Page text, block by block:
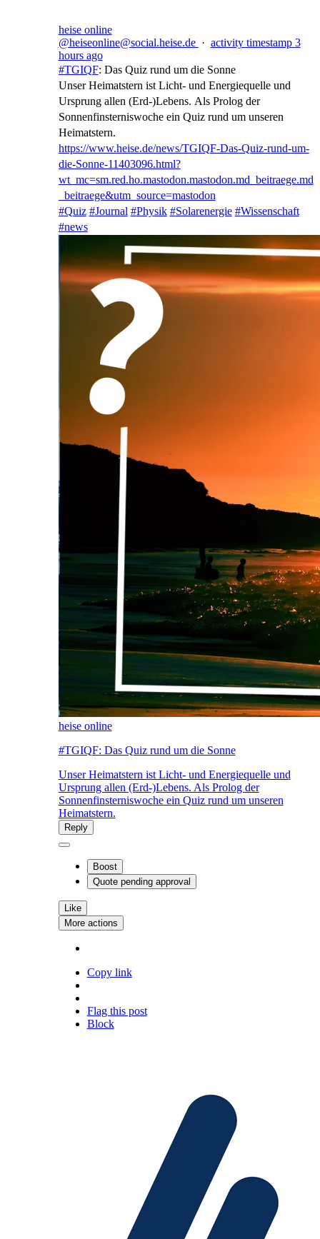
heise online
@heiseonline@social.heise.de · activity timestamp 3
hours ago
#TGIQF: Das Quiz rund um die Sonne
Unser Heimatstern ist Licht- und Energiequelle und
Ursprung allen (Erd-)Lebens. Als Prolog der
Sonnenfinsterniswoche ein Quiz rund um unseren
Heimatstern.
https://www.heise.de/news/TGIQF-Das-Quiz-rund-um-
die-Sonne-11403096.html?
wt_mc=sm.red.ho.mastodon.mastodon.md_beitraege.md
_beitraege&utm_source=mastodon
#Quiz #Journal #Physik #Solarenergie #Wissenschaft
#news
heise online
#TGIQF: Das Quiz rund um die Sonne
Unser Heimatstern ist Licht- und Energiequelle und
Ursprung allen (Erd-)Lebens. Als Prolog der
Sonnenfinsterniswoche ein Quiz rund um unseren
Heimatstern.
Reply
Boost
Quote pending approval
Like
More actions
Copy link
Flag this post
Block